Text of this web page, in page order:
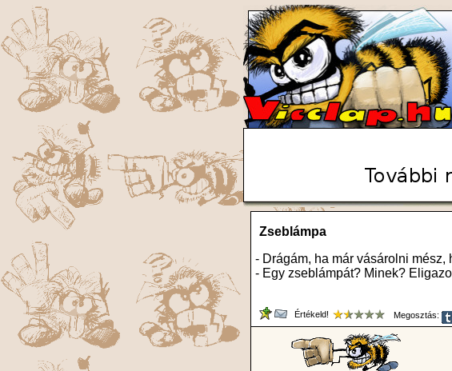
Zseblámpa
- Drágám, ha már vásárolni mész,
- Egy zseblámpát? Minek?
Értékeld! Megosztás: